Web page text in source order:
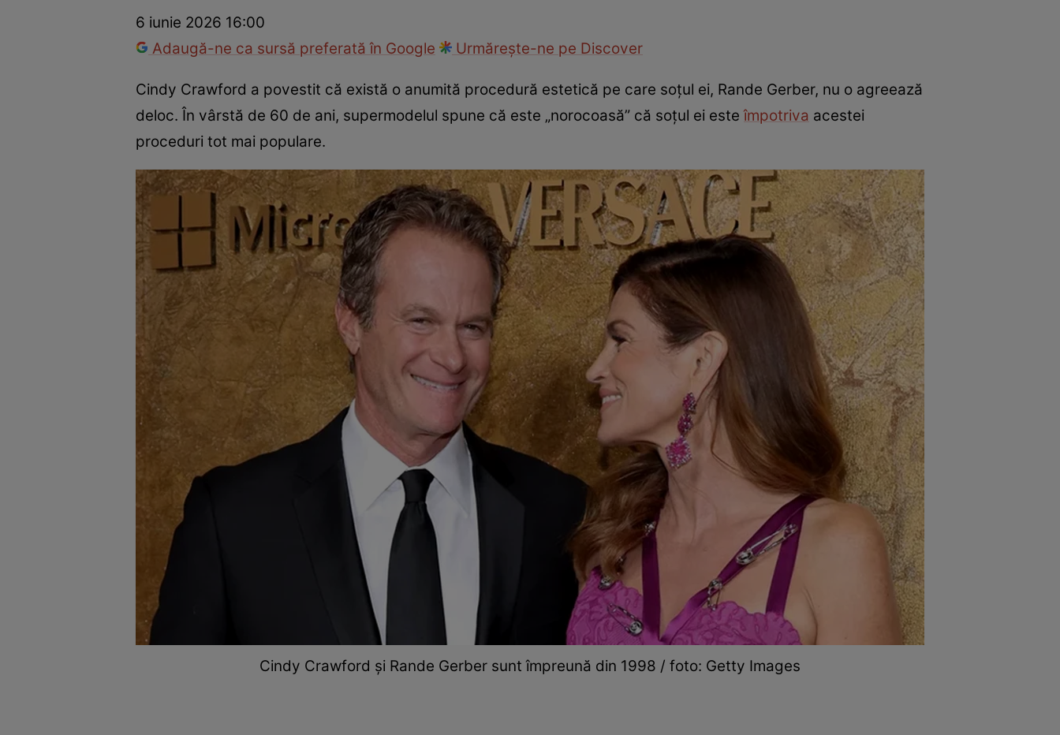
6 iunie 2026 16:00
Adaugă-ne ca sursă preferată în Google
Urmărește-ne pe Discover
Cindy Crawford a povestit că există o anumită procedură estetică pe care soțul ei, Rande Gerber, nu o agreează
deloc. În vârstă de 60 de ani, supermodelul spune că este „norocoasă” că soțul ei esteîmpotriva acestei
proceduri tot mai populare.
Cindy Crawford și Rande Gerber sunt împreună din 1998 / foto: Getty Images